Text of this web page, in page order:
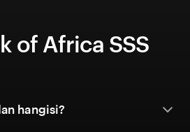
of Africa SSS
hangisi?